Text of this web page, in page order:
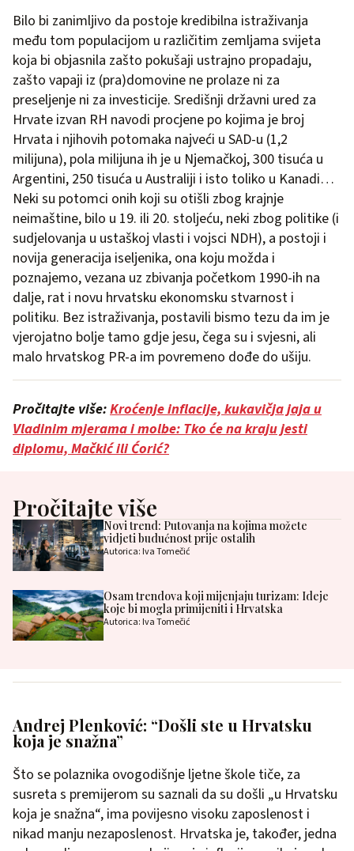
Bilo bi zanimljivo da postoje kredibilna istraživanja
među tom populacijom u različitim zemljama svijeta
koja bi objasnila zašto pokušaji ustrajno propadaju,
zašto vapaji iz (pra)domovine ne prolaze ni za
preseljenje ni za investicije. Središnji državni ured za
Hrvate izvan RH navodi procjene po kojima je broj
Hrvata i njihovih potomaka najveći u SAD-u (1,2
milijuna), pola milijuna ih je u Njemačkoj, 300 tisuća u
Argentini, 250 tisuća u Australiji i isto toliko u Kanadi…
Neki su potomci onih koji su otišli zbog krajnje
neimaštine, bilo u 19. ili 20. stoljeću, neki zbog politike (i
sudjelovanja u ustaškoj vlasti i vojsci NDH), a postoji i
novija generacija iseljenika, ona koju možda i
poznajemo, vezana uz zbivanja početkom 1990-ih na
dalje, rat i novu hrvatsku ekonomsku stvarnost i
politiku. Bez istraživanja, postavili bismo tezu da im je
vjerojatno bolje tamo gdje jesu, čega su i svjesni, ali
malo hrvatskog PR-a im povremeno dođe do ušiju.
Pročitajte više:Kroćenje inflacije, kukavičja jaja u
Vladinim mjerama i molbe: Tko će na kraju jesti
diplomu, Mačkić ili Ćorić?
Pročitajte više
Novi trend: Putovanja na kojima možete
vidjeti budućnost prije ostalih
Autorica: Iva Tomečić
Osam trendova koji mijenjaju turizam: Ideje
koje bi mogla primijeniti i Hrvatska
Autorica: Iva Tomečić
Andrej Plenković: “Došli ste u Hrvatsku
koja je snažna”
Što se polaznika ovogodišnje ljetne škole tiče, za
susreta s premijerom su saznali da su došli „u Hrvatsku
koja je snažna“, ima povijesno visoku zaposlenost i
nikad manju nezaposlenost. Hrvatska je, također, jedna